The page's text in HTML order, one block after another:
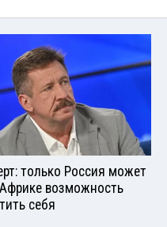
только Россия может
возможность
себя